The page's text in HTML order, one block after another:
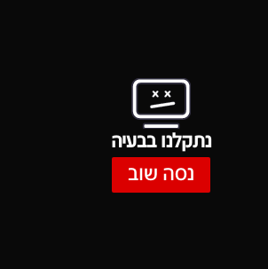
נתקלנו בבעיה
נסה שוב